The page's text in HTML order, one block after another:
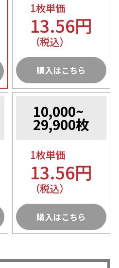
1枚単価
13.56円
（税込）
購入はこちら
10,000~
29,900枚
1枚単価
13.56円
（税込）
購入はこちら